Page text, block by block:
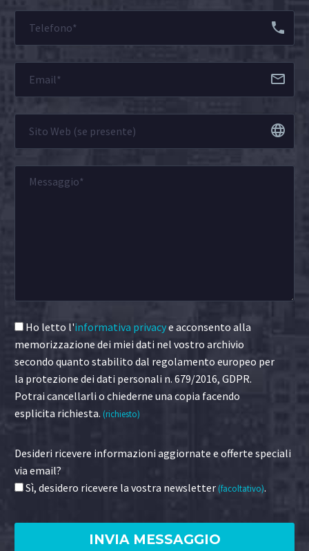
Ho letto l'informativa privacye acconsento alla
memorizzazione dei miei dati nel vostro archivio
secondo quanto stabilito dal regolamento europeo per
la protezione dei dati personali n. 679/2016, GDPR.
Potrai cancellarli o chiederne una copia facendo
esplicita richiesta. (richiesto)
Desideri ricevere informazioni aggiornate e offerte speciali
via email?
Sì, desidero ricevere la vostra newsletter(facoltativo).